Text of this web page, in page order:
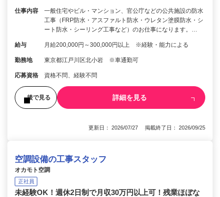
仕事内容
一般住宅やビル・マンション、官公庁などの公共施設の防水
工事（FRP防水・アスファルト防水・ウレタン塗膜防水・シ
ート防水・シーリング工事など）のお仕事になります。…
給与 月給200,000円～300,000円以上 ※経験・能力による
勤務地 東京都江戸川区北小岩 ※車通勤可
応募資格 資格不問、経験不問
後で見る 詳細を見る
更新日： 2026/07/27 掲載終了日： 2026/09/25
空調設備の工事スタッフ
オカモト空調
正社員
未経験OK！週休2日制で月収30万円以上可！残業ほぼな